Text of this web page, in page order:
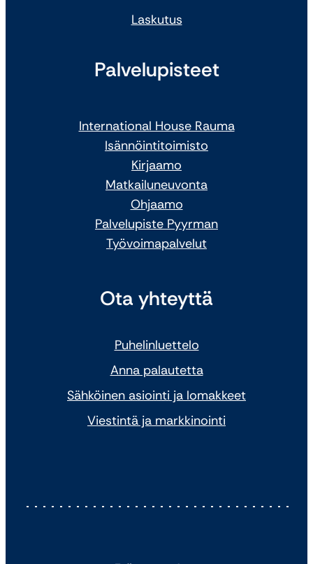
Laskutus
Palvelupisteet
International House Rauma
Isännöintitoimisto
Kirjaamo
Matkailuneuvonta
Ohjaamo
Palvelupiste Pyyrman
Työvoimapalvelut
Ota yhteyttä
Puhelinluettelo
Anna palautetta
Sähköinen asiointi ja lomakkeet
Viestintä ja markkinointi